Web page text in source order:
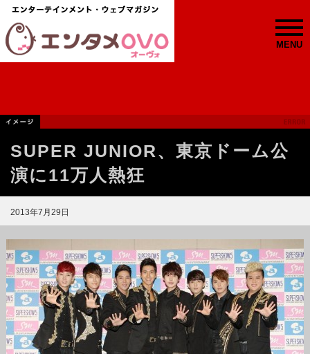
MENU
SUPER JUNIOR、東京ドーム公
演に11万人熱狂
2013年7月29日